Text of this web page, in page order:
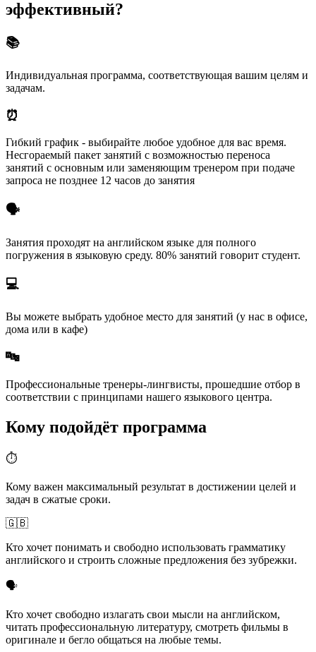
эффективный?
📚
Индивидуальная программа, соответствующая вашим целям и
задачам.
⏰
Гибкий график - выбирайте любое удобное для вас время.
Несгораемый пакет занятий с возможностью переноса
занятий с основным или заменяющим тренером при подаче
запроса не позднее 12 часов до занятия
🗣️
Занятия проходят на английском языке для полного
погружения в языковую среду. 80% занятий говорит студент.
💻
Вы можете выбрать удобное место для занятий (у нас в офисе,
дома или в кафе)
🔤
Профессиональные тренеры-лингвисты, прошедшие отбор в
соответствии с принципами нашего языкового центра.
Кому подойдёт программа
⏱
Кому важен максимальный результат в достижении целей и
задач в сжатые сроки.
🇬🇧
Кто хочет понимать и свободно использовать грамматику
английского и строить сложные предложения без зубрежки.
🗣️
Кто хочет свободно излагать свои мысли на английском,
читать профессиональную литературу, смотреть фильмы в
оригинале и бегло общаться на любые темы.